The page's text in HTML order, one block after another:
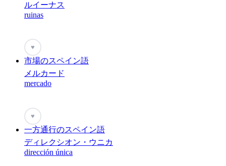
ルイーナス
ruinas
♥
市場のスペイン語
メルカード
mercado
♥
一方通行のスペイン語
ディレクシオン・ウニカ
dirección única